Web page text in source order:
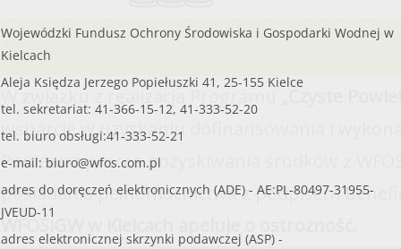
W związku z realizacją Programu
wsparcie w uzyskaniu dofinansowania i
Ponieważ proces pozyskiwania środków z
posiadania pełnomocnictwa z podpisem
WFOŚiGW w Kielcach apeluje o ostrożność.
Wojewódzki Fundusz Ochrony Środowiska i Gospodarki Wodnej w
Kielcach
Aleja Księdza Jerzego Popiełuszki 41, 25-155 Kielce
tel. sekretariat: 41-366-15-12, 41-333-52-20
tel. biuro obsługi:41-333-52-21
e-mail: biuro@wfos.com.pl
adres do doręczeń elektronicznych (ADE) - AE:PL-80497-31955-
JVEUD-11
adres elektronicznej skrzynki podawczej (ASP) -